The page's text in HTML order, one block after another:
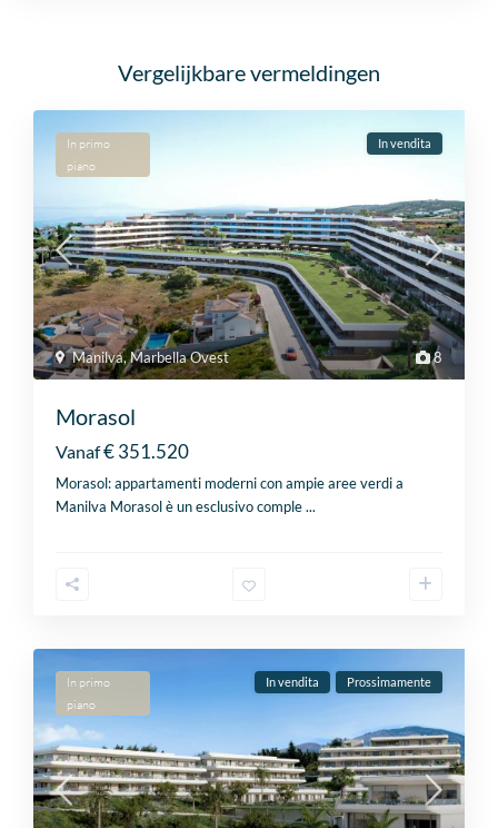
Vergelijkbare vermeldingen
8
Manilva,Marbella Ovest
In primo
piano
In vendita
Morasol
Vanaf€ 351.520
Morasol: appartamenti moderni con ampie aree verdi a
Manilva Morasol è un esclusivo comple...
In primo
piano
In vendita Prossimamente